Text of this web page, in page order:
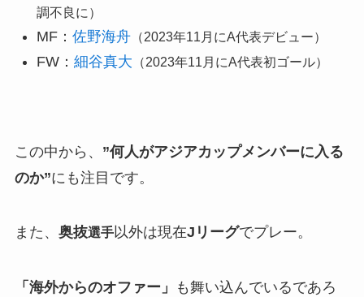
調不良に）
MF： 佐野海舟（2023年11月にA代表デビュー）
FW： 細谷真大 （2023年11月にA代表初ゴール）
この中から、 ”何人がアジアカップメンバーに入る
のか”にも注目です。
また、 奥抜選手以外は現在Jリーグでプレー。
「海外からのオファー」
も舞い込んでいるであろ